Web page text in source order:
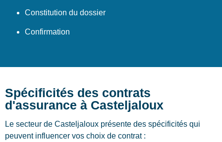
Constitution du dossier
Confirmation
Spécificités des contrats
d'assurance à Casteljaloux
Le secteur de Casteljaloux présente des spécificités qui
peuvent influencer vos choix de contrat :